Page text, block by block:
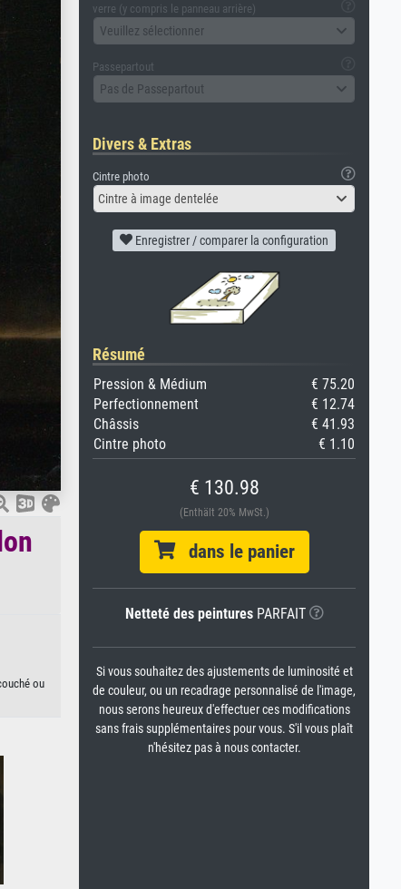
ou
verre (y compris le panneau arrière)
Veuillez sélectionner
Passepartout
Pas de Passepartout
Divers & Extras
Cintre photo
Cintre à image dentelée
Enregistrer / comparer la configuration
Résumé
Pression & Médium
€ 75.20
Perfectionnement
€ 12.74
Châssis
€ 41.93
Cintre photo
€ 1.10
€ 130.98
(Enthält 20% MwSt.)
dans le panier
Netteté des peinturesPARFAIT
Si vous souhaitez des ajustements de luminosité et
de couleur, ou un recadrage personnalisé de l'image,
nous serons heureux d'effectuer ces modifications
sans frais supplémentaires pour vous. S'il vous plaît
n'hésitez pas à nous contacter.